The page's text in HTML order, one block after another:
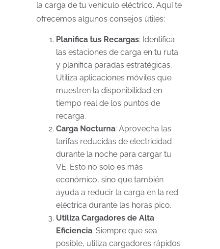
la carga de tu vehículo eléctrico. Aquí te
ofrecemos algunos consejos útiles:
Planifica tus Recargas: Identifica
las estaciones de carga en tu ruta
y planifica paradas estratégicas.
Utiliza aplicaciones móviles que
muestren la disponibilidad en
tiempo real de los puntos de
recarga.
Carga Nocturna: Aprovecha las
tarifas reducidas de electricidad
durante la noche para cargar tu
VE. Esto no solo es más
económico, sino que también
ayuda a reducir la carga en la red
eléctrica durante las horas pico.
Utiliza Cargadores de Alta
Eficiencia: Siempre que sea
posible, utiliza cargadores rápidos